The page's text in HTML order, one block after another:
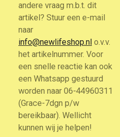
andere vraag m.b.t. dit
artikel? Stuur een e-mail
naar
info@newlifeshop.nl o.v.v.
het artikelnummer. Voor
een snelle reactie kan ook
een Whatsapp gestuurd
worden naar 06-44960311
(Grace-7dgn p/w
bereikbaar). Wellicht
kunnen wij je helpen!